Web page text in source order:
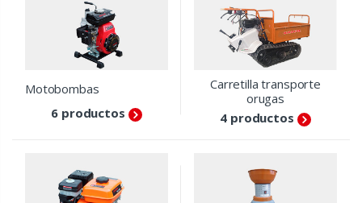
Motobombas
6 productos
Carretilla transporte
orugas
4 productos